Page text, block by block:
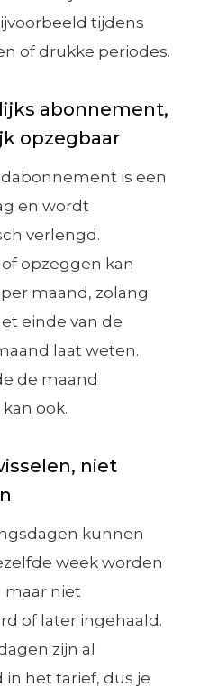
tijdens
of drukke periodes.
abonnement,
opzegbaar
is een
en wordt
verlengd.
opzeggen kan
maand, zolang
einde van de
laat weten.
de maand
ook.
niet
kunnen
week worden
maar niet
of later ingehaald.
zijn al
in het tarief, dus je